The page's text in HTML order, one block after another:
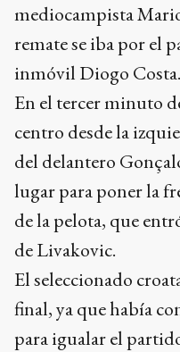
mediocampista
remate se iba por el
inmóvil Diogo Costa.
En el tercer minuto
centro desde la
del delantero
lugar para poner la
de la pelota, que
de Livakovic.
El seleccionado
final, ya que había
para igualar el